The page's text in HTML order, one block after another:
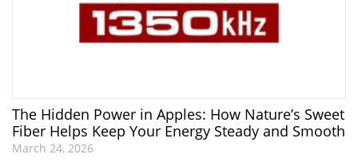
The Hidden Power in Apples: How Nature’s Sweet
Fiber Helps Keep Your Energy Steady and Smooth
March 24, 2026